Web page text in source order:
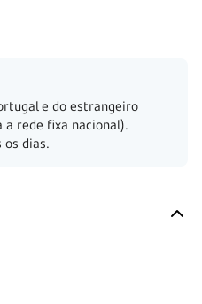
e do estrangeiro
a rede fixa nacional).
os dias.